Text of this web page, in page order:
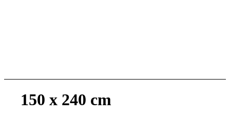
150 x 240 cm